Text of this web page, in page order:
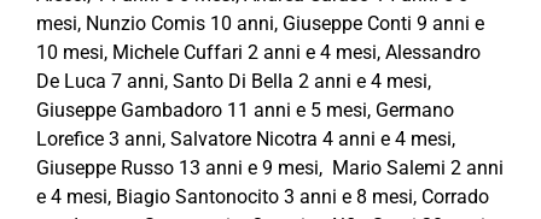
mesi, Nunzio Comis 10 anni, Giuseppe Conti 9 anni e
10 mesi, Michele Cuffari 2 anni e 4 mesi, Alessandro
De Luca 7 anni, Santo Di Bella 2 anni e 4 mesi,
Giuseppe Gambadoro 11 anni e 5 mesi, Germano
Lorefice 3 anni, Salvatore Nicotra 4 anni e 4 mesi,
Giuseppe Russo 13 anni e 9 mesi, Mario Salemi 2 anni
e 4 mesi, Biagio Santonocito 3 anni e 8 mesi, Corrado